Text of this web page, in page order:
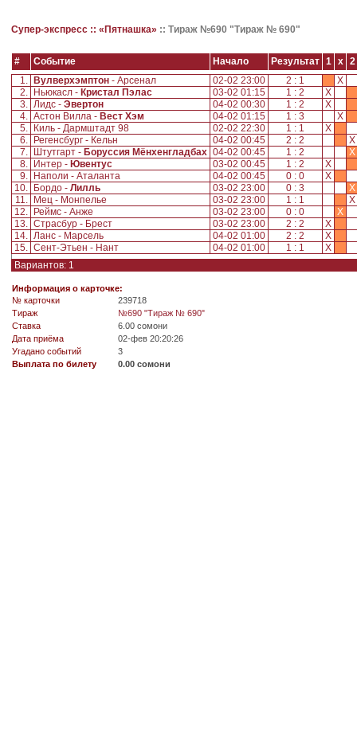
Супер-экспресс :: «Пятнашка» :: Тираж №690 "Тираж № 690"
# Событие Начало Результат 1 x
2
1.
Вулверхэмптон - Арсенал 02-02 23:00 2 : 1
X
2.
Ньюкасл - Кристал Пэлас 03-02 01:15 1 : 2
X
3. Лидс - Эвертон 04-02 00:30 1 : 2
X
4. Астон Вилла - Вест Хэм 04-02 01:15 1 : 3
X
5.
Киль - Дармштадт 98 02-02 22:30 1 : 1
X
6.
Регенсбург - Кельн 04-02 00:45 2 : 2
X
7.
Штутгарт - Боруссия Мёнхенгладбах 04-02 00:45 1 : 2
X
8.
Интер - Ювентус 03-02 00:45 1 : 2
X
9.
Наполи - Аталанта 04-02 00:45 0 : 0
X
10.
Бордо - Лилль 03-02 23:00 0 : 3
X
11.
Мец - Монпелье 03-02 23:00 1 : 1
X
12.
Реймс - Анже 03-02 23:00 0 : 0
X
13. Страсбур - Брест 03-02 23:00 2 : 2
X
14. Ланс - Марсель 04-02 01:00 2 : 2
X
15. Сент-Этьен - Нант 04-02 01:00 1 : 1
X
Вариантов: 1
Информация о карточке:
№ карточки
239718
Tираж
№690 "Тираж № 690"
Ставка
6.00 сомони
Дата приёма
02-фев 20:20:26
Угадано событий
3
Выплата по билету
0.00 сомони